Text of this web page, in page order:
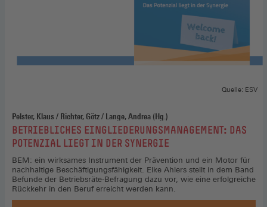
Pelster, Klaus / Richter, Götz / Lange , Andrea (Hg.)
:BETRIEBLICHES EINGLIEDERUNGSMANAGEMENT: DAS
POTENZIAL LIEGT IN DER SYNERGIE
Quelle: ESV
BEM: ein wirksames Instrument der Prävention und ein Motor für
nachhaltige Beschäftigungsfähigkeit. Elke Ahlers stellt in dem Band
Befunde der Betriebsräte-Befragung dazu vor, wie eine erfolgreiche
Rückkehr in den Beruf erreicht werden kann.